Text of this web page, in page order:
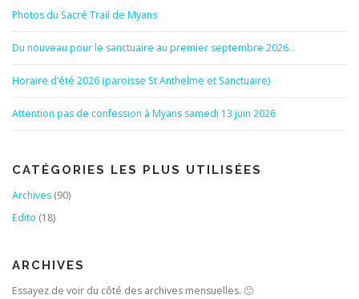
Photos du Sacré Trail de Myans
Du nouveau pour le sanctuaire au premier septembre 2026…
Horaire d’été 2026 (paroisse St Anthelme et Sanctuaire)
Attention pas de confession à Myans samedi 13 juin 2026
CATÉGORIES LES PLUS UTILISÉES
Archives (90)
Edito (18)
ARCHIVES
Essayez de voir du côté des archives mensuelles. 🙂